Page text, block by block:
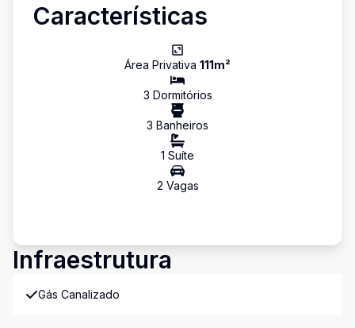
Características
Área Privativa 111m²
3 Dormitórios
3 Banheiros
1 Suíte
2 Vagas
Infraestrutura
Gás Canalizado